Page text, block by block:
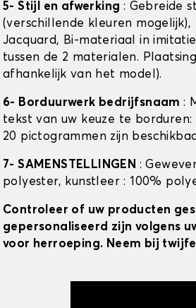
5- Stijl en afwerking : Gebreide
(verschillende kleuren
Jacquard, Bi-materiaal in
tussen de 2 materialen.
afhankelijk van het model).
6- Borduurwerk bedrijfsnaam:
tekst van uw keuze te
20 pictogrammen zijn
7- SAMENSTELLINGEN :
polyester, kunstleer : 100%
Controleer of uw producten
gepersonaliseerd zijn volgens
voor herroeping. Neem bij